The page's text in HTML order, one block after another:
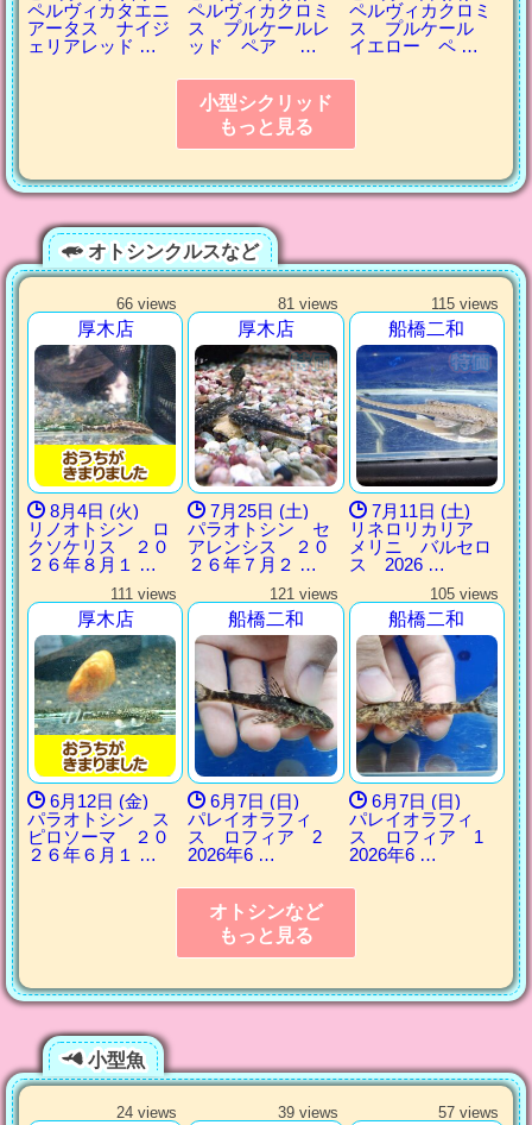
ペルヴィカタエニ
アータス ナイジ
ェリアレッド …
ペルヴィカクロミ
ス プルケールレ
ッド ペア …
ペルヴィカクロミ
ス プルケール
イエロー ペ …
小型シクリッド
もっと見る
オトシンクルスなど
66 views
厚木店
8月4日 (火)
リノオトシン ロ
クソケリス ２０
２６年８月１ …
81 views
厚木店
7月25日 (土)
パラオトシン セ
アレンシス ２０
２６年７月２ …
115 views
船橋二和
7月11日 (土)
リネロリカリア
メリニ バルセロ
ス 2026 …
111 views
厚木店
6月12日 (金)
パラオトシン ス
ピロソーマ ２０
２６年６月１ …
121 views
船橋二和
6月7日 (日)
パレイオラフィ
ス ロフィア 2
2026年6 …
105 views
船橋二和
6月7日 (日)
パレイオラフィ
ス ロフィア 1
2026年6 …
オトシンなど
もっと見る
小型魚
24 views 39 views 57 views